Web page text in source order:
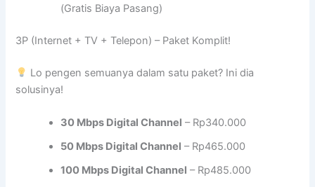
(Gratis Biaya Pasang)
3P (Internet + TV + Telepon) – Paket Komplit!
Lo pengen semuanya dalam satu paket? Ini dia
solusinya!
30 Mbps Digital Channel – Rp340.000
50 Mbps Digital Channel – Rp465.000
100 Mbps Digital Channel – Rp485.000